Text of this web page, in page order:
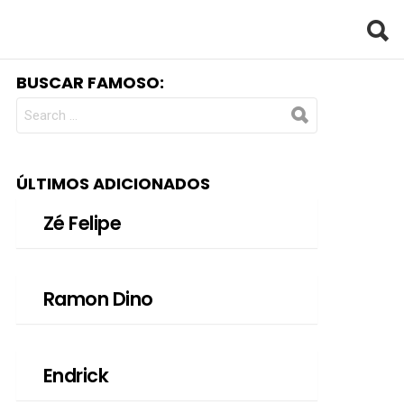
BUSCAR FAMOSO:
FOR:
ÚLTIMOS ADICIONADOS
Zé Felipe
Ramon Dino
Endrick